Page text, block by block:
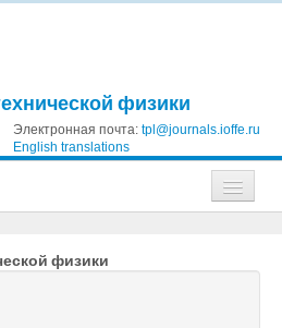
физики
Электронная почта: tpl@journals.ioffe.ru
English translations
физики
физики
физики